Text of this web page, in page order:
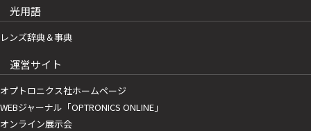
光用語
レンズ辞典＆事典
運営サイト
オプトロニクス社ホームページ
WEBジャーナル「OPTRONICS ONLINE」
オンライン展示会